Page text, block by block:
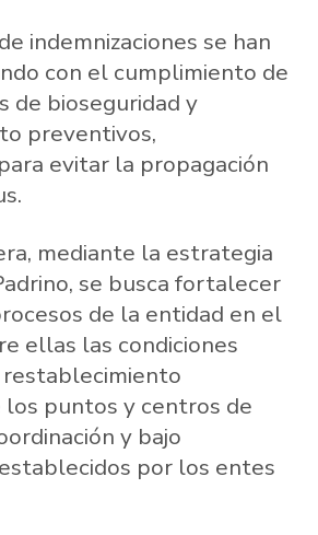
indemnizaciones se han
con el cumplimiento de
de bioseguridad y
preventivos,
evitar la propagación
mediante la estrategia
se busca fortalecer
de la entidad en el
ellas las condiciones
los puntos y centros de
y bajo
por los entes